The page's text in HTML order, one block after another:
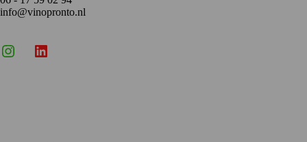
info@vinopronto.nl
InstagramLinkedIn